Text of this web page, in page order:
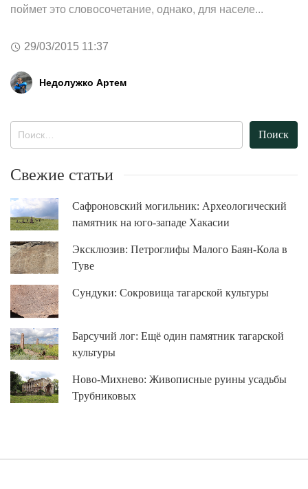
поймет это словосочетание, однако, для населе...
29/03/2015 11:37
Недолужко Артем
Свежие статьи
Сафроновский могильник: Археологический
памятник на юго-западе Хакасии
Эксклюзив: Петроглифы Малого Баян-Кола в
Туве
Сундуки: Сокровища тагарской культуры
Барсучий лог: Ещё один памятник тагарской
культуры
Ново-Михнево: Живописные руины усадьбы
Трубниковых